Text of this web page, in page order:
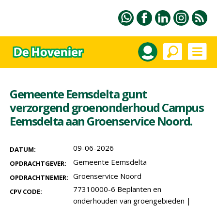
Gemeente Eemsdelta gunt
verzorgend groenonderhoud Campus
Eemsdelta aan Groenservice Noord.
DATUM: 09-06-2026
OPDRACHTGEVER: Gemeente Eemsdelta
OPDRACHTNEMER: Groenservice Noord
CPV CODE:
77310000-6 Beplanten en
onderhouden van groengebieden |